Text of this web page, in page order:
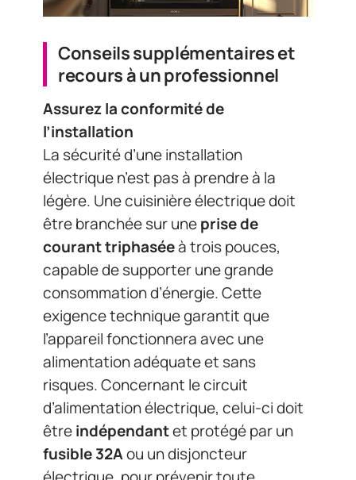
Conseils supplémentaires et
recours à un professionnel
Assurez la conformité de
l’installation
La sécurité d’une installation
électrique n’est pas à prendre à la
légère. Une cuisinière électrique doit
être branchée sur uneprise de
courant triphaséeà trois pouces,
capable de supporter une grande
consommation d’énergie. Cette
exigence technique garantit que
l’appareil fonctionnera avec une
alimentation adéquate et sans
risques. Concernant le circuit
d’alimentation électrique, celui-ci doit
êtreindépendantet protégé par un
fusible 32Aou un disjoncteur